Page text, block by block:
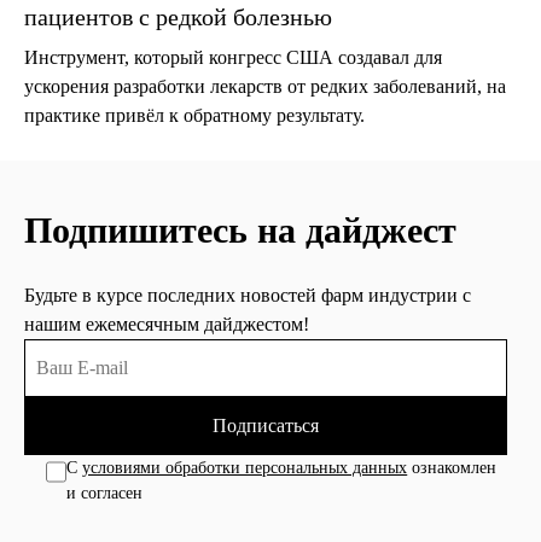
пациентов с редкой болезнью
Инструмент, который конгресс США создавал для
ускорения разработки лекарств от редких заболеваний, на
практике привёл к обратному результату.
Подпишитесь на дайджест
Будьте в курсе последних новостей фарм индустрии с
нашим ежемесячным дайджестом!
Подписаться
Сусловиями обработки персональных данных ознакомлен
и согласен